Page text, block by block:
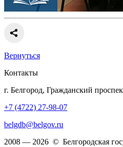
Вернуться
Контакты
г. Белгород, Гражданский
+7 (4722) 27-98-07
belgdb@belgov.ru
2008 — 2026 © Белгородская